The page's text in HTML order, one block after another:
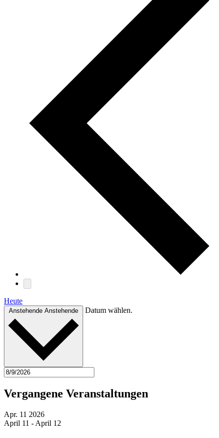
Heute
Anstehende Anstehende Datum wählen.
Vergangene Veranstaltungen
Apr. 11 2026
April 11 - April 12